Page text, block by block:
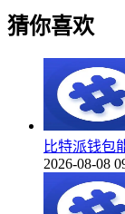
猜你喜欢
比特派钱包
2026-08-08